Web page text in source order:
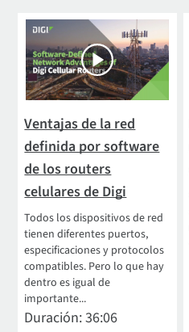
Ventajas de la red
definida por software
de los routers
celulares de Digi
Todos los dispositivos de red
tienen diferentes puertos,
especificaciones y protocolos
compatibles. Pero lo que hay
dentro es igual de
importante...
Duración: 36:06